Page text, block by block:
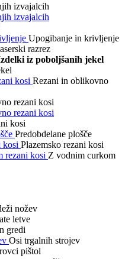
izvajalcih
izvajalcih
Upogibanje in krivljenje
razrez
iz poboljšanih jekel
kosi Rezani in oblikovno
rezani kosi
rezani kosi
kosi
Predobdelane plošče
kosi Plazemsko rezani kosi
rezani kosi Z vodnim curkom
nožev
letve
gredi
Osi trgalnih strojev
pištol